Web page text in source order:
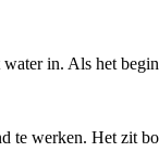
in. Als het
te werken. Het zit